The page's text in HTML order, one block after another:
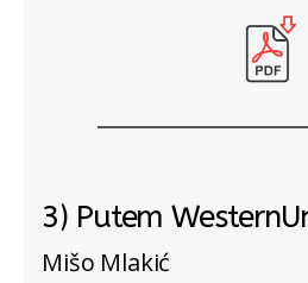
3) Putem
Mišo Mlakić